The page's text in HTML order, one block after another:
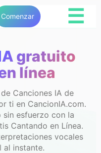
Comenzar ☰
gratuito
línea
Canciones IA de
ti en CancionIA.com.
esfuerzo con la
Cantando en Línea.
vocales
al instante.